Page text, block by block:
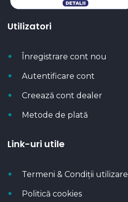
Utilizatori
Înregistrare cont nou
Autentificare cont
Creează cont dealer
Metode de plată
Link-uri utile
Termeni & Condiții utilizare
Politică cookies